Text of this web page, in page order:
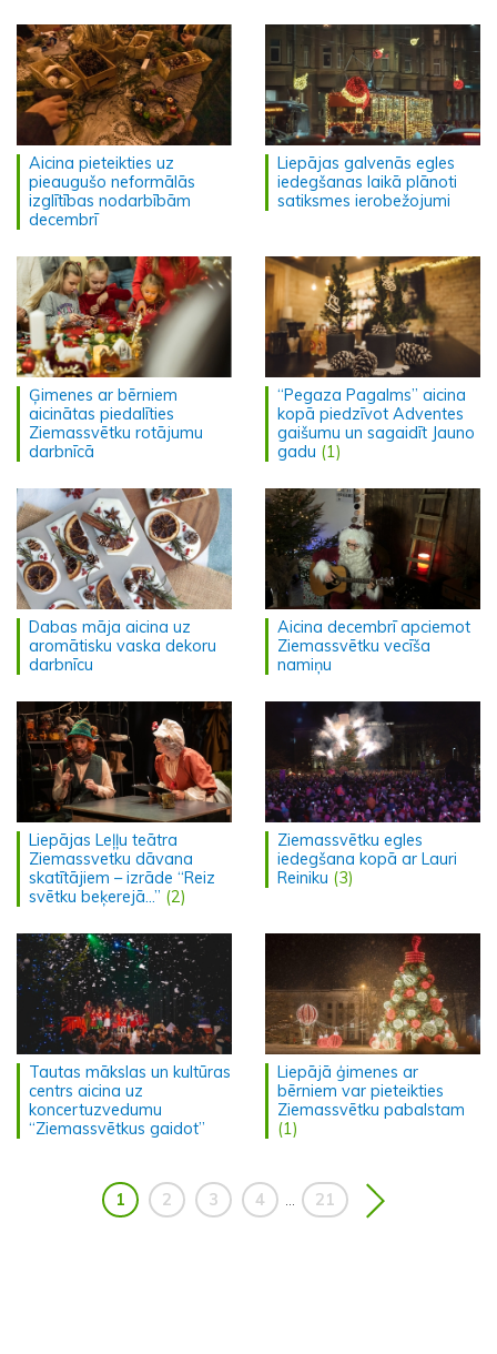
Aicina pieteikties uz
pieaugušo neformālās
izglītības nodarbībām
decembrī
Liepājas galvenās egles
iedegšanas laikā plānoti
satiksmes ierobežojumi
Ģimenes ar bērniem
aicinātas piedalīties
Ziemassvētku rotājumu
darbnīcā
“Pegaza Pagalms” aicina
kopā piedzīvot Adventes
gaišumu un sagaidīt Jauno
gadu (1)
Dabas māja aicina uz
aromātisku vaska dekoru
darbnīcu
Aicina decembrī apciemot
Ziemassvētku vecīša
namiņu
Liepājas Leļļu teātra
Ziemassvetku dāvana
skatītājiem – izrāde “Reiz
svētku beķerejā...” (2)
Ziemassvētku egles
iedegšana kopā ar Lauri
Reiniku (3)
Tautas mākslas un kultūras
centrs aicina uz
koncertuzvedumu
“Ziemassvētkus gaidot”
Liepājā ģimenes ar
bērniem var pieteikties
Ziemassvētku pabalstam
(1)
1 2 3 4 21